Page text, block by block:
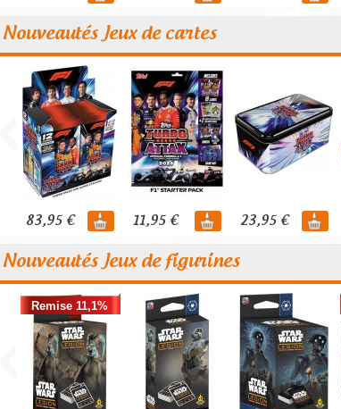
Nouveautés Jeux de cartes
83,95 € 11,95 € 23,95 €
Nouveautés Jeux de figurines
Remise 11,1%